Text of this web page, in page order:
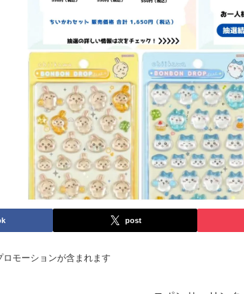
post
ロモーションが含まれます